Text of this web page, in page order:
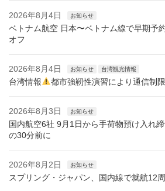
2026年8月4日 お知らせ
ベトナム航空 日本〜ベトナム線で早期予
オフ
2026年8月4日 お知らせ 台湾観光情報
台湾情報 都市強靭性演習により通信制
2026年8月3日 お知らせ
国内航空6社 9月1日から手荷物預け入れ
の30分前に
2026年8月2日 お知らせ
スプリング・ジャパン、国内線で就航12